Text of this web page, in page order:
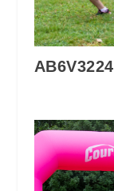
AB6V3224